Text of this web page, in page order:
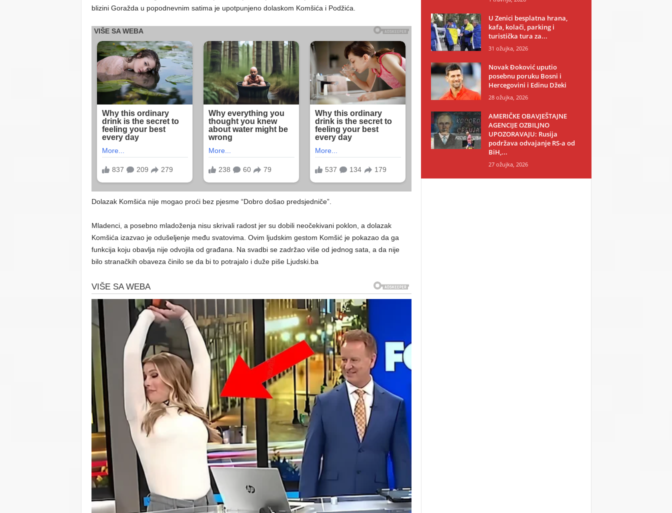
blizini Goražda u popodnevnim satima je upotpunjeno dolaskom Komšića i Podžića.
Dolazak Komšića nije mogao proći bez pjesme “Dobro došao predsjedniče”.
Mladenci, a posebno mladoženja nisu skrivali radost jer su dobili neočekivani poklon, a dolazak
Komšića izazvao je odušeljenje među svatovima. Ovim ljudskim gestom Komšić je pokazao da ga
funkcija koju obavlja nije odvojila od građana. Na svadbi se zadržao više od jednog sata, a da nije
bilo stranačkih obaveza činilo se da bi to potrajalo i duže piše Ljudski.ba
U Zenici besplatna hrana,
kafa, kolači, parking i
turistička tura za...
31 ožujka, 2026
Novak Đoković uputio
posebnu poruku Bosni i
Hercegovini i Edinu Džeki
28 ožujka, 2026
AMERIČKE OBAVJEŠTAJNE
AGENCIJE OZBILJNO
UPOZORAVAJU: Rusija
podržava odvajanje RS-a od
BiH,...
27 ožujka, 2026